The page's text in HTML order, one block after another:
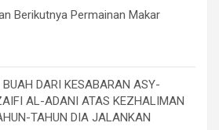
Berikutnya Permainan Makar
DARI KESABARAN ASY-
AL-ADANI ATAS KEZHALIMAN
TAHUN DIA JALANKAN